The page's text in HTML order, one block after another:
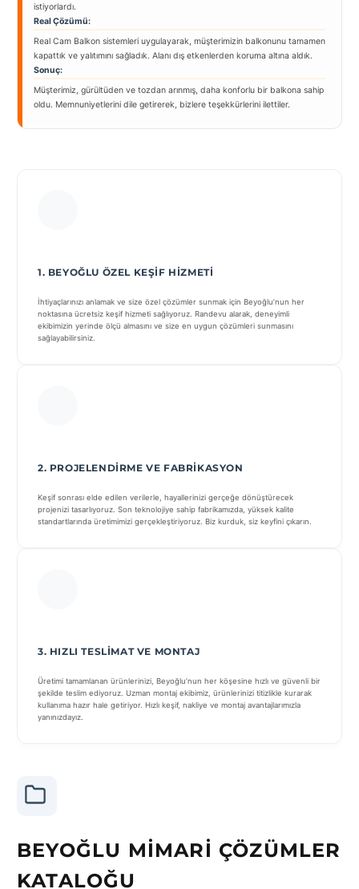
istiyorlardı.
Real Çözümü:
Real Cam Balkon sistemleri uygulayarak, müşterimizin balkonunu tamamen
kapattık ve yalıtımını sağladık. Alanı dış etkenlerden koruma altına aldık.
Sonuç:
Müşterimiz, gürültüden ve tozdan arınmış, daha konforlu bir balkona sahip
oldu. Memnuniyetlerini dile getirerek, bizlere teşekkürlerini ilettiler.
1. BEYOĞLU ÖZEL KEŞIF HIZMETI
İhtiyaçlarınızı anlamak ve size özel çözümler sunmak için Beyoğlu’nun her
noktasına ücretsiz keşif hizmeti sağlıyoruz. Randevu alarak, deneyimli
ekibimizin yerinde ölçü almasını ve size en uygun çözümleri sunmasını
sağlayabilirsiniz.
2. PROJELENDIRME VE FABRIKASYON
Keşif sonrası elde edilen verilerle, hayallerinizi gerçeğe dönüştürecek
projenizi tasarlıyoruz. Son teknolojiye sahip fabrikamızda, yüksek kalite
standartlarında üretimimizi gerçekleştiriyoruz. Biz kurduk, siz keyfini çıkarın.
3. HIZLI TESLIMAT VE MONTAJ
Üretimi tamamlanan ürünlerinizi, Beyoğlu’nun her köşesine hızlı ve güvenli bir
şekilde teslim ediyoruz. Uzman montaj ekibimiz, ürünlerinizi titizlikle kurarak
kullanıma hazır hale getiriyor. Hızlı keşif, nakliye ve montaj avantajlarımızla
yanınızdayız.
BEYOĞLU MIMARI ÇÖZÜMLER
KATALOĞU